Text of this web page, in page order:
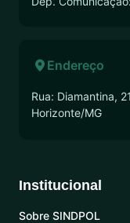
Endereço
Rua: Diamantina,
Horizonte/MG
Institucional
Sobre SINDPOL